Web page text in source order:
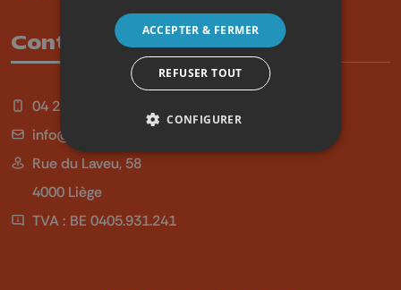
Contact
04 254 99 99
info@qu4tre.be
Rue du Laveu, 58
4000 Liège
TVA : BE 0405.931.241
ACCEPTER & FERMER
REFUSER TOUT
CONFIGURER